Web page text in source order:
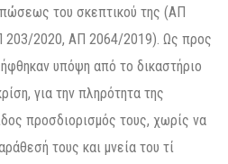
του σκεπτικού της (ΑΠ
2020, ΑΠ 2064/2019). Ως προς
υπόψη από το δικαστήριο
για την πληρότητα της
προσδιορισμός τους, χωρίς να
τους και μνεία του τί